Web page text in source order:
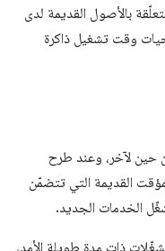
بالأصول القديمة لدى
وقت تشغيل ذاكرة
حين لآخر، وعند طرح
القديمة التي تتضمّن
الخدمات الجديد.
ذات مدة طويلة الأمد،